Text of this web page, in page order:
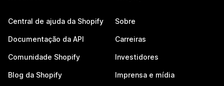
Central de ajuda da Shopify
Documentação da API
Comunidade Shopify
Blog da Shopify
Sobre
Carreiras
Investidores
Imprensa e mídia